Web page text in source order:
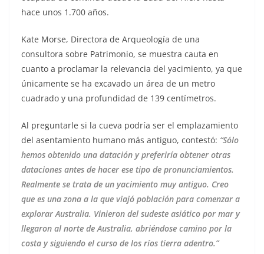
hace unos 1.700 años.
Kate Morse, Directora de Arqueología de una
consultora sobre Patrimonio, se muestra cauta en
cuanto a proclamar la relevancia del yacimiento, ya que
únicamente se ha excavado un área de un metro
cuadrado y una profundidad de 139 centímetros.
Al preguntarle si la cueva podría ser el emplazamiento
del asentamiento humano más antiguo, contestó: “Sólo
hemos obtenido una datación y preferiría obtener otras
dataciones antes de hacer ese tipo de pronunciamientos.
Realmente se trata de un yacimiento muy antiguo. Creo
que es una zona a la que viajó población para comenzar a
explorar Australia. Vinieron del sudeste asiático por mar y
llegaron al norte de Australia, abriéndose camino por la
costa y siguiendo el curso de los ríos tierra adentro.”